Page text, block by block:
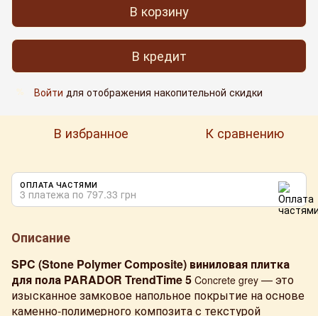
В корзину
В кредит
% Войти для отображения накопительной скидки
В избранное К сравнению
ОПЛАТА ЧАСТЯМИ
3 платежа по 797.33 грн
Описание
SPC (Stone Polymer Composite) виниловая плитка
для пола PARADOR TrendTime 5 Concrete grey — это
изысканное замковое напольное покрытие на основе
каменно-полимерного композита с текстурой